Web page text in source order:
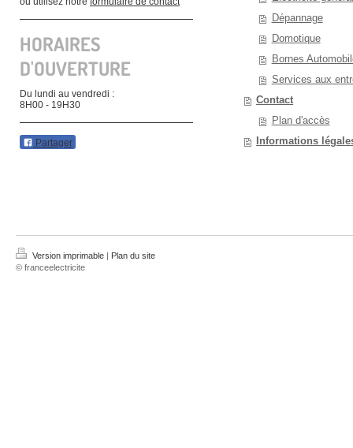
HORAIRES
D'OUVERTURE
Du lundi au vendredi :
8H00 - 19H30
Partager
Dépannage
Domotique
Bornes
Services aux
Contact
Plan d'accès
Informations
Version imprimable | Plan du site
© franceelectricite